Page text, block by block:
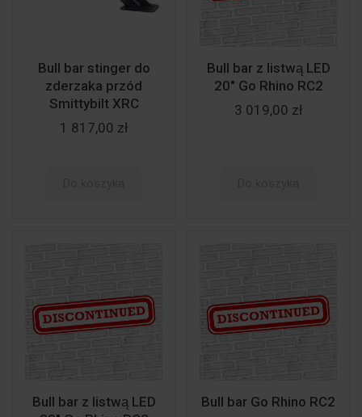
Bull bar stinger do
zderzaka przód
Smittybilt XRC
1 817,00 zł
Bull bar z listwą LED
20" Go Rhino RC2
3 019,00 zł
Bull bar z listwą LED
Bull bar Go Rhino RC2